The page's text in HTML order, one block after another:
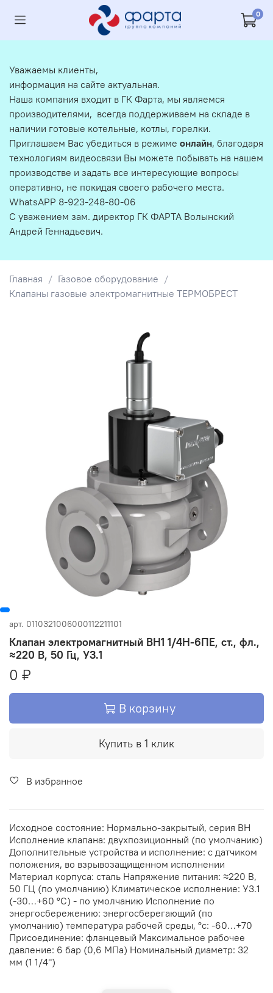
0
Главная
Газовое оборудование
Клапаны газовые электромагнитные ТЕРМОБРЕСТ
арт. 0110321006000112211101
Клапан электромагнитный ВН1 1/4Н-6ПЕ, ст., фл.,
≈220 В, 50 Гц, У3.1
0 ₽
В корзину
Купить в 1 клик
В избранное
Исходное состояние: Нормально-закрытый, серия ВН
Исполнение клапана: двухпозиционный (по умолчанию)
Дополнительные устройства и исполнение: с датчиком
положения, во взрывозащищенном исполнении
Материал корпуса: сталь Напряжение питания: ≈220 В,
50 ГЦ (по умолчанию) Климатическое исполнение: У3.1
(-30…+60 °С) - по умолчанию Исполнение по
энергосбережению: энергосберегающий (по
умолчанию) температура рабочей среды, °с: -60…+70
Присоединение: фланцевый Максимальное рабочее
давление: 6 бар (0,6 МПа) Номинальный диаметр: 32
мм (1 1/4")
Уважаемы клиенты,
информация на сайте актуальная.
Наша компания входит в ГК Фарта, мы являемся
производителями, всегда поддерживаем на складе в
наличии готовые котельные, котлы, горелки.
Приглашаем Вас убедиться в режиме онлайн, благодаря
технологиям видеосвязи Вы можете побывать на нашем
производстве и задать все интересующие вопросы
оперативно, не покидая своего рабочего места.
WhatsAPP 8-923-248-80-06
С уважением зам. директор ГК ФАРТА Волынский
Андрей Геннадьевич.